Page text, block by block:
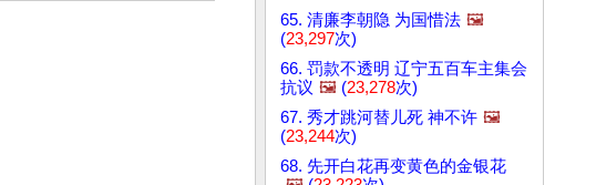
65. 清廉李朝隐 为国惜法 🖼️
(23,297次)
66. 罚款不透明 辽宁五百车主集会
抗议 🖼️ (23,278次)
67. 秀才跳河替儿死 神不许 🖼️
(23,244次)
68. 先开白花再变黄色的金银花